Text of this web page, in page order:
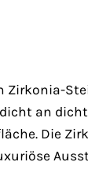
Zirkonia-
an
Die